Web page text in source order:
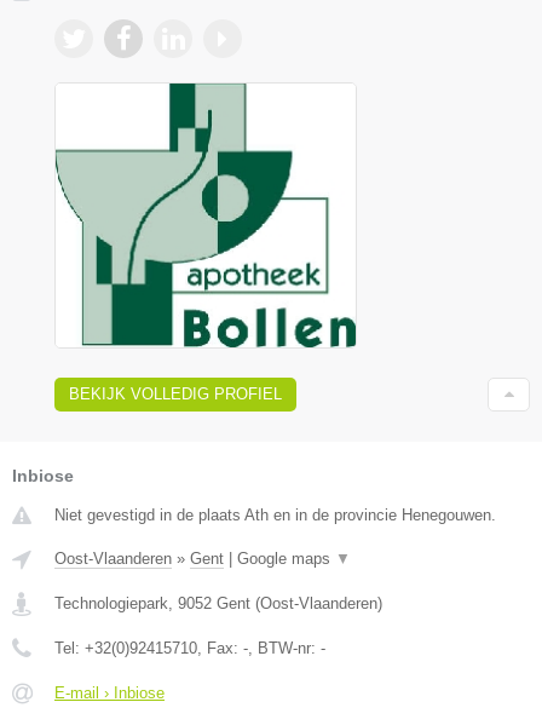
BEKIJK VOLLEDIG PROFIEL
Inbiose
Niet gevestigd in de plaats Ath en in de provincie Henegouwen.
Oost-Vlaanderen » Gent Google maps ▼
Technologiepark, 9052 Gent (Oost-Vlaanderen)
Tel: +32(0)92415710, Fax: -, BTW-nr: -
E-mail › Inbiose